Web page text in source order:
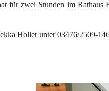
für zwei Stunden im Rathaus
Holler unter 03476/2509-